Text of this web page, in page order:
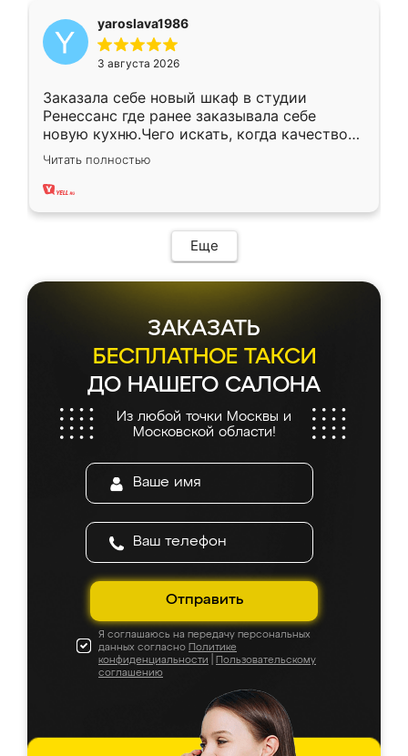
yaroslava1986
3 августа 2026
Заказала себе новый шкаф в студии
Ренессанс где ранее заказывала себе
новую кухню.Чего искать, когда качеством
вполне довольна. Служит кухня уже почти
два года, нареканий нет.
Читать полностью
Еще
ЗАКАЗАТЬ
БЕСПЛАТНОЕ ТАКСИ
ДО НАШЕГО САЛОНА
Из любой точки Москвы и
Московской области!
Отправить
Я соглашаюсь на передачу персональных
данных согласно Политике
конфиденциальности
Пользовательскому
соглашению